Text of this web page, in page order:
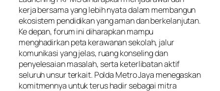
kerja bersama yang lebih nyata dalam membangun
ekosistem pendidikan yang aman dan berkelanjutan.
Ke depan, forum ini diharapkan mampu
menghadirkan peta kerawanan sekolah, jalur
komunikasi yang jelas, ruang konseling dan
penyelesaian masalah, serta keterlibatan aktif
seluruh unsur terkait. Polda Metro Jaya menegaskan
komitmennya untuk terus hadir sebagai mitra